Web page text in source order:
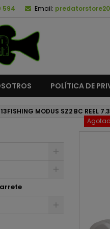
594 Email:
POLÍTICA DE
MODUS SZ2 BC REEL